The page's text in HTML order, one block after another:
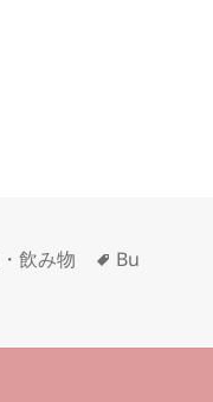
飲み物
タ
Bu